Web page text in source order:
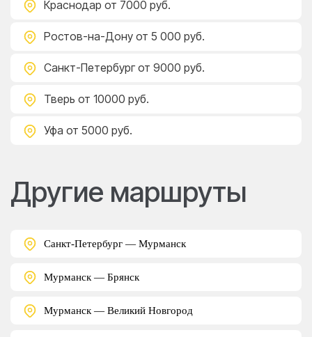
Краснодар от 7000 руб.
Ростов-на-Дону от 5 000 руб.
Санкт-Петербург от 9000 руб.
Тверь от 10000 руб.
Уфа от 5000 руб.
Другие маршруты
Санкт-Петербург — Мурманск
Мурманск — Брянск
Мурманск — Великий Новгород